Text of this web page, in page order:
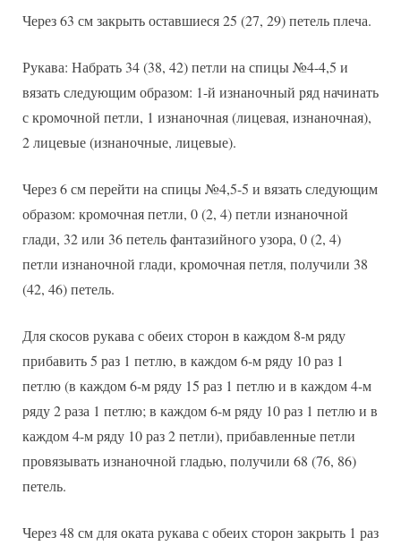
Через 63 см закрыть оставшиеся 25 (27, 29) петель плеча.
Рукава: Набрать 34 (38, 42) петли на спицы №4-4,5 и
вязать следующим образом: 1-й изнаночный ряд начинать
с кромочной петли, 1 изнаночная (лицевая, изнаночная),
2 лицевые (изнаночные, лицевые).
Через 6 см перейти на спицы №4,5-5 и вязать следующим
образом: кромочная петли, 0 (2, 4) петли изнаночной
глади, 32 или 36 петель фантазийного узора, 0 (2, 4)
петли изнаночной глади, кромочная петля, получили 38
(42, 46) петель.
Для скосов рукава с обеих сторон в каждом 8-м ряду
прибавить 5 раз 1 петлю, в каждом 6-м ряду 10 раз 1
петлю (в каждом 6-м ряду 15 раз 1 петлю и в каждом 4-м
ряду 2 раза 1 петлю; в каждом 6-м ряду 10 раз 1 петлю и в
каждом 4-м ряду 10 раз 2 петли), прибавленные петли
провязывать изнаночной гладью, получили 68 (76, 86)
петель.
Через 48 см для оката рукава с обеих сторон закрыть 1 раз